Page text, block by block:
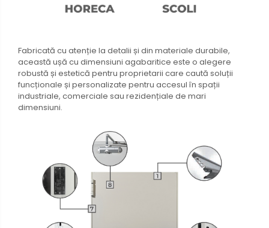
Fabricată cu atenție la detalii și din materiale durabile,
această ușă cu dimensiuni agabaritice este o alegere
robustă și estetică pentru proprietarii care caută soluții
funcționale și personalizate pentru accesul în spații
industriale, comerciale sau rezidențiale de mari
dimensiuni.